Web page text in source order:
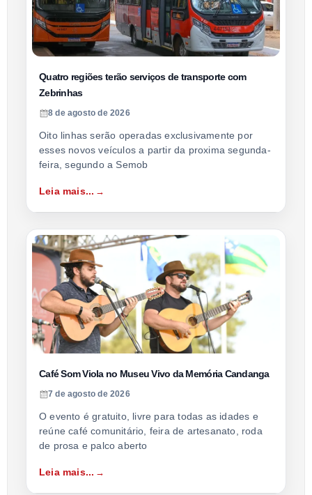
Quatro regiões terão serviços de transporte com
Zebrinhas
8 de agosto de 2026
Oito linhas serão operadas exclusivamente por
esses novos veículos a partir da proxima segunda-
feira, segundo a Semob
Leia mais...
Café Som Viola no Museu Vivo da Memória Candanga
7 de agosto de 2026
O evento é gratuito, livre para todas as idades e
reúne café comunitário, feira de artesanato, roda
de prosa e palco aberto
Leia mais...